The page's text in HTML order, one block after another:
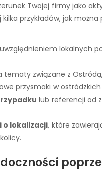
Twojej firmy jako
kilka przykładów, jak
lokalnych
tematy związane z
przysmaki w
lub referencji od
o lokalizacji, które